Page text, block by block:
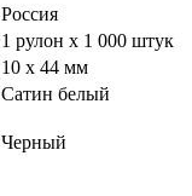
Россия
1 рулон х 1 000 штук
10 х 44 мм
Сатин белый
Черный